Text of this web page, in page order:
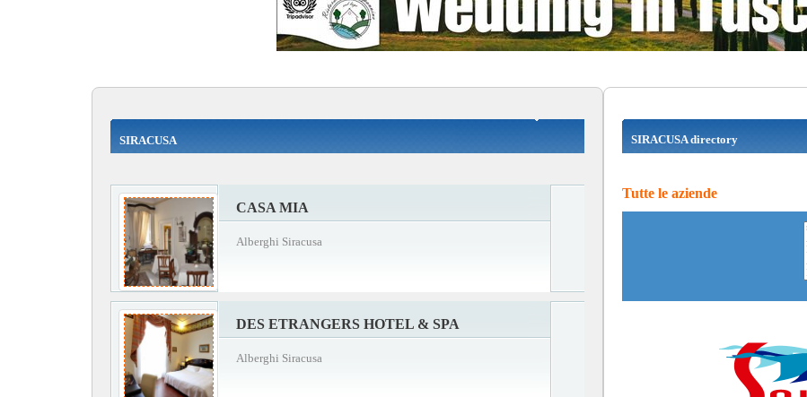
SIRACUSA
CASA MIA
Alberghi Siracusa
DES ETRANGERS HOTEL & SPA
Alberghi Siracusa
SIRACUSA directory
Tutte le aziende